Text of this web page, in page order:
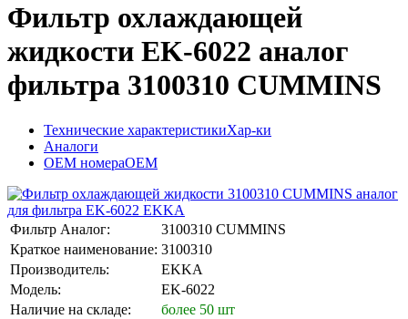
Фильтр охлаждающей
жидкости EK-6022 аналог
фильтра 3100310 CUMMINS
Технические характеристикиХар-ки
Аналоги
OEM номераOEM
Фильтр Аналог:
3100310 CUMMINS
Краткое наименование: 3100310
Производитель:
EKKA
Модель:
EK-6022
Наличие на складе:
более 50 шт